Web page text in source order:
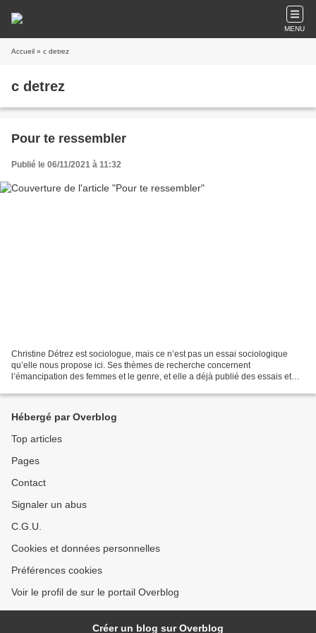
MENU
Accueil » c detrez
c detrez
Pour te ressembler
Publié le 06/11/2021 à 11:32
Christine Détrez est sociologue, mais ce n’est pas un essai sociologique
qu’elle nous propose ici. Ses thèmes de recherche concernent
l’émancipation des femmes et le genre, et elle a déjà publié des essais et
Hébergé par Overblog
Top articles
Pages
Contact
Signaler un abus
C.G.U.
Cookies et données personnelles
Préférences cookies
Voir le profil de sur le portail Overblog
Créer un blog sur Overblog